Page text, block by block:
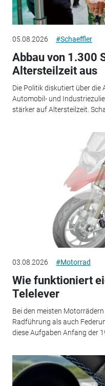
05.08.2026 #Schaeffler
Abbau von 1.300
Altersteilzeit aus
Die Politik diskutiert über die
Automobil- und
stärker auf Altersteilzeit.
03.08.2026 #Motorrad
Wie funktioniert
Telelever
Bei den meisten
Radführung als auch
diese Aufgaben Anfang der